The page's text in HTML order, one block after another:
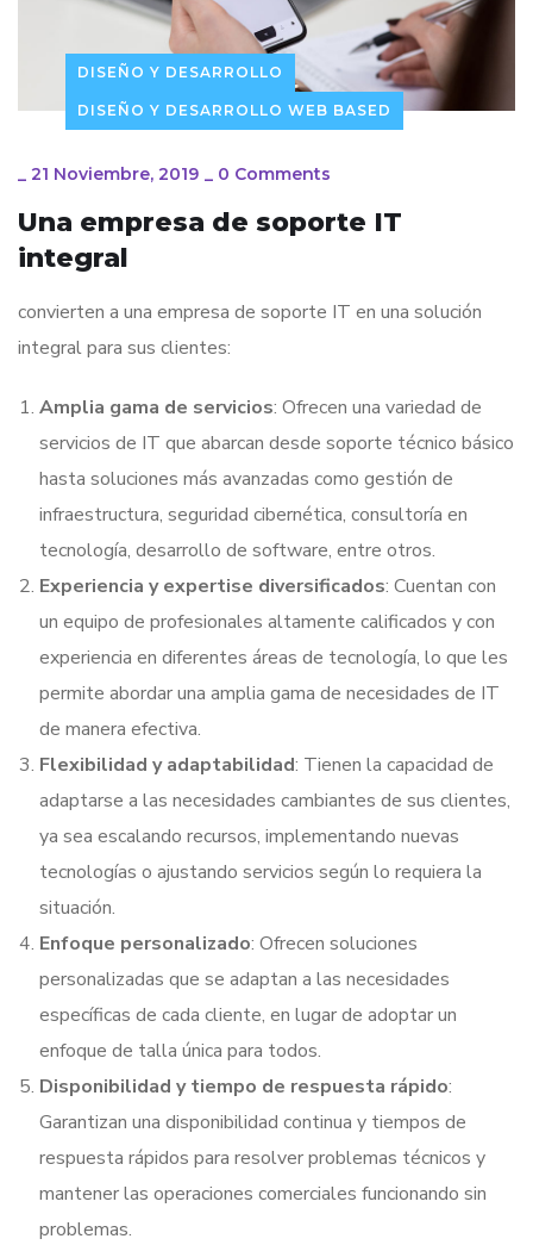
DISEÑO Y DESARROLLO
DISEÑO Y DESARROLLO WEB BASED
_ 21 Noviembre, 2019 _ 0 Comments
Una empresa de soporte IT
integral
convierten a una empresa de soporte IT en una solución
integral para sus clientes:
Amplia gama de servicios: Ofrecen una variedad de
servicios de IT que abarcan desde soporte técnico básico
hasta soluciones más avanzadas como gestión de
infraestructura, seguridad cibernética, consultoría en
tecnología, desarrollo de software, entre otros.
Experiencia y expertise diversificados: Cuentan con
un equipo de profesionales altamente calificados y con
experiencia en diferentes áreas de tecnología, lo que les
permite abordar una amplia gama de necesidades de IT
de manera efectiva.
Flexibilidad y adaptabilidad: Tienen la capacidad de
adaptarse a las necesidades cambiantes de sus clientes,
ya sea escalando recursos, implementando nuevas
tecnologías o ajustando servicios según lo requiera la
situación.
Enfoque personalizado: Ofrecen soluciones
personalizadas que se adaptan a las necesidades
específicas de cada cliente, en lugar de adoptar un
enfoque de talla única para todos.
Disponibilidad y tiempo de respuesta rápido:
Garantizan una disponibilidad continua y tiempos de
respuesta rápidos para resolver problemas técnicos y
mantener las operaciones comerciales funcionando sin
problemas.